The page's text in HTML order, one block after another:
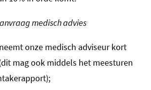
medisch advies
onze medisch adviseur kort
mag ook middels het meesturen